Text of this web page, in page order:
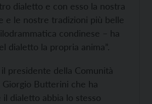
dialetto e con esso la nostra
e le nostre tradizioni più belle
condinese – ha
dialetto la propria anima”.
presidente della Comunità
Butterini che ha
dialetto abbia lo stesso